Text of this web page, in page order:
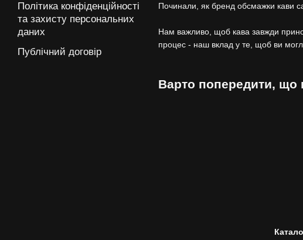
Починали, як бренд обсмажки кави
Нам важливо, щоб кава завжди
процес - наш вклад у те, щоб ви
Варто попередити, що
Політика конфіденційності
та захисту персональних
даних
Публічний договір